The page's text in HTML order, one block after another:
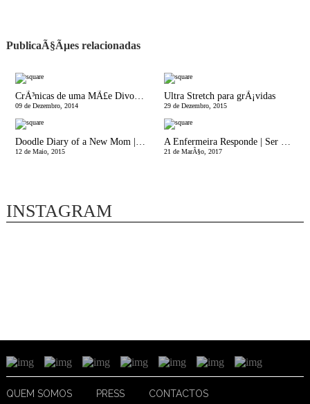
PublicaÃ§Ãµes relacionadas
CrÃ³nicas de uma MÃ£e Divorciada | Quero Uma Toca sÃ³ para Mim
09 de Dezembro, 2014
Ultra Stretch para grÃ¡vidas
29 de Dezembro, 2015
12 de Maio, 2015 21 de MarÃ§o, 2017
INSTAGRAM
QUEM SOMOS PRESS CONTACTOS